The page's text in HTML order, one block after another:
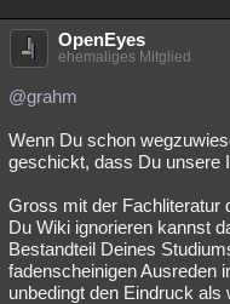
OpenEyes
ehemaliges Mitglied
@grahm
Wenn Du schon
geschickt, dass Du unsere
Gross mit der Fachliteratur
Du Wiki ignorieren kannst
Bestandteil Deines
fadenscheinigen Ausreden
unbedingt den Eindruck